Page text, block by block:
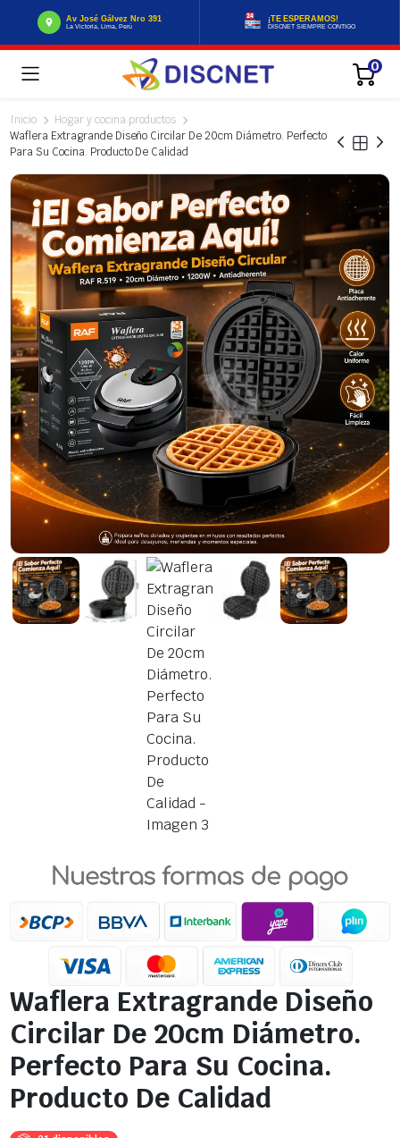
Av José Gálvez Nro 391
La Victoria, Lima, Perú
¡TE ESPERAMOS!
DISCNET SIEMPRE CONTIGO
0
Inicio
Hogar y cocina productos
Waflera Extragrande Diseño Circilar De 20cm Diámetro. Perfecto
Para Su Cocina. Producto De Calidad
Waflera Extragrande Diseño
Circilar De 20cm Diámetro.
Perfecto Para Su Cocina.
Producto De Calidad